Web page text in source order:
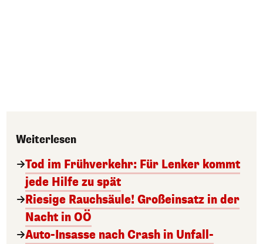
Weiterlesen
Tod im Frühverkehr: Für Lenker kommt
jede Hilfe zu spät
Riesige Rauchsäule! Großeinsatz in der
Nacht in OÖ
Auto-Insasse nach Crash in Unfall-